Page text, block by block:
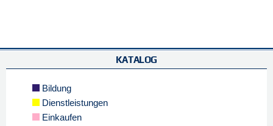
KATALOG
Bildung
Dienstleistungen
Einkaufen